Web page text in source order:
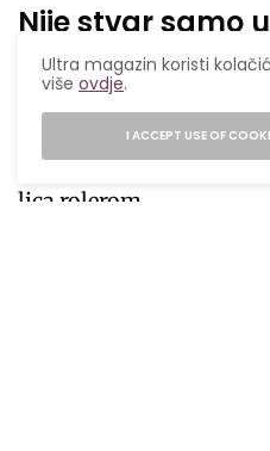
Nije stvar samo
Čak i ako nisi previše u
stolić može biti mjesto
nanošenje omiljenog
strana knjige, ili
lica rolerom.
Ultra magazin koristi
višeovdje.
I ACCEPT USE OF